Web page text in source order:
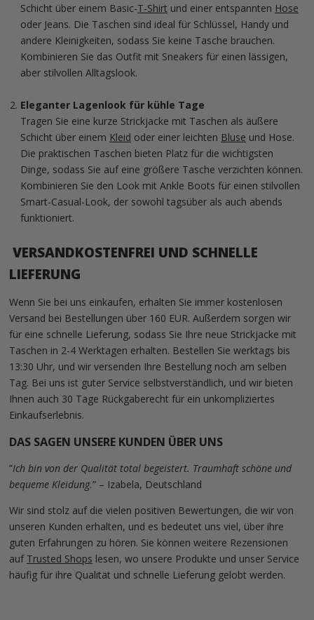
Schicht über einem Basic-T-Shirt und einer entspannten Hose
oder Jeans. Die Taschen sind ideal für Schlüssel, Handy und
andere Kleinigkeiten, sodass Sie keine Tasche brauchen.
Kombinieren Sie das Outfit mit Sneakers für einen lässigen,
aber stilvollen Alltagslook.
Eleganter Lagenlook für kühle Tage
Tragen Sie eine kurze Strickjacke mit Taschen als äußere
Schicht über einem Kleid oder einer leichten Bluse und Hose.
Die praktischen Taschen bieten Platz für die wichtigsten
Dinge, sodass Sie auf eine größere Tasche verzichten können.
Kombinieren Sie den Look mit Ankle Boots für einen stilvollen
Smart-Casual-Look, der sowohl tagsüber als auch abends
funktioniert.
VERSANDKOSTENFREI UND SCHNELLE
LIEFERUNG
Wenn Sie bei uns einkaufen, erhalten Sie immer kostenlosen
Versand bei Bestellungen über 160 EUR. Außerdem sorgen wir
für eine schnelle Lieferung, sodass Sie Ihre neue Strickjacke mit
Taschen in 2-4 Werktagen erhalten. Bestellen Sie werktags bis
13:30 Uhr, und wir versenden Ihre Bestellung noch am selben
Tag. Bei uns ist guter Service selbstverständlich, und wir bieten
Ihnen auch 30 Tage Rückgaberecht für ein unkompliziertes
Einkaufserlebnis.
DAS SAGEN UNSERE KUNDEN ÜBER UNS
”Ich bin von der Qualität total begeistert. Traumhaft schöne und
bequeme Kleidung.” – Izabela, Deutschland
Wir sind stolz auf die vielen positiven Bewertungen, die wir von
unseren Kunden erhalten, und es bedeutet uns viel, über ihre
guten Erfahrungen zu hören. Sie können weitere Rezensionen
auf Trusted Shops lesen, wo unsere Produkte und unser Service
häufig für ihre Qualität und schnelle Lieferung gelobt werden.